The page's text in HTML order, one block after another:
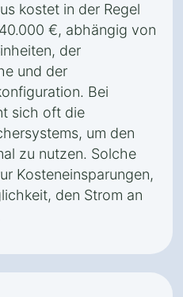
kostet in der Regel
€, abhängig von
der
und der
Bei
sich oft die
um den
zu nutzen. Solche
Kosteneinsparungen,
den Strom an